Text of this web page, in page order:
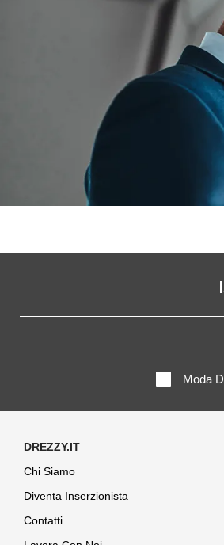
Moda
Chi Siamo
Diventa Inserzionista
Contatti